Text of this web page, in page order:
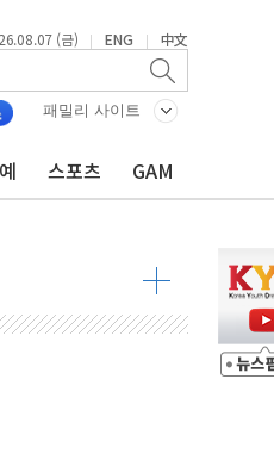
(금) | ENG | 中文
패밀리 사이트
스포츠 GAM
중동 화약고
]